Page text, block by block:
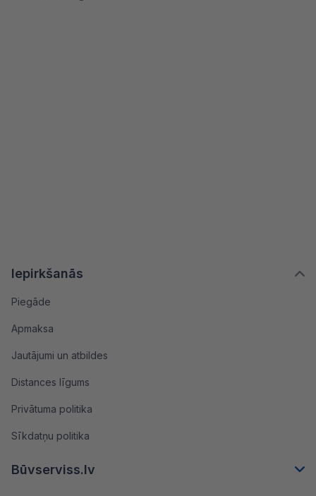
Iepirkšanās
Piegāde
Apmaksa
Jautājumi un atbildes
Distances līgums
Privātuma politika
Sīkdatņu politika
Būvserviss.lv